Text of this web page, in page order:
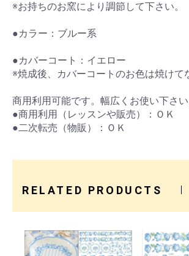
※お持ちのお窯により調節して下さい。
●カラー：ブルー系
●カバーコート：イエロー
※焼成後、カバーコートのお色は焼けて
商用利用可能です。幅広くお使い下さい
●商用利用（レッスンや販売）：ＯＫ
●二次転売（物販）：ＯＫ
RELATED PRODUCTS